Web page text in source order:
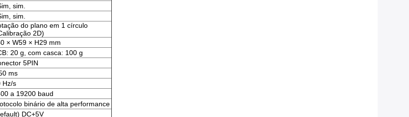
sim.
sim.
do plano em 1 círculo
2D)
× W59 × H29 mm
20 g, com casca: 100 g
5PIN
ms
Hz/s
a 19200 baud
binário de alta performance
DC+5V